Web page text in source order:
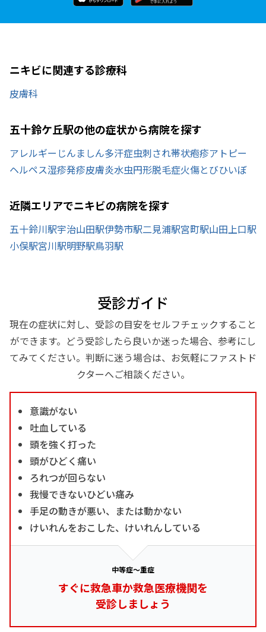
ニキビに関連する診療科
皮膚科
五十鈴ケ丘駅の他の症状から病院を探す
アレルギー じんましん多汗症虫刺され帯状疱疹アトピー
ヘルペス湿疹発疹皮膚炎水虫円形脱毛症火傷とびひいぼ
近隣エリアでニキビの病院を探す
五十鈴川駅宇治山田駅伊勢市駅二見浦駅宮町駅山田上口駅
小俣駅宮川駅明野駅鳥羽駅
受診ガイド
現在の症状に対し、受診の目安をセルフチェックすること
ができます。どう受診したら良いか迷った場合、参考にし
てみてください。判断に迷う場合は、お気軽にファストド
クターへご相談ください。
意識がない
吐血している
頭を強く打った
頭がひどく痛い
ろれつが回らない
我慢できないひどい痛み
手足の動きが悪い、または動かない
けいれんをおこした、けいれんしている
中等症～重症
すぐに救急車か救急医療機関を
受診しましょう